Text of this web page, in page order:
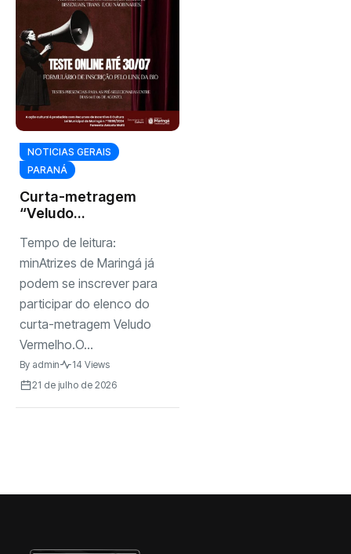
NOTICIAS GERAIS
PARANÁ
Curta-metragem
“Veludo
seleção de atrizes
para gravações
Tempo de leitura:
minAtrizes de Maringá já
podem se inscrever para
participar do elenco do
curta-metragem Veludo
Vermelho.O...
By admin
14 Views
21 de julho de 2026